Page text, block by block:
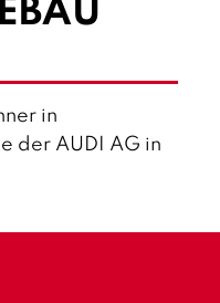
in
der AUDI AG in